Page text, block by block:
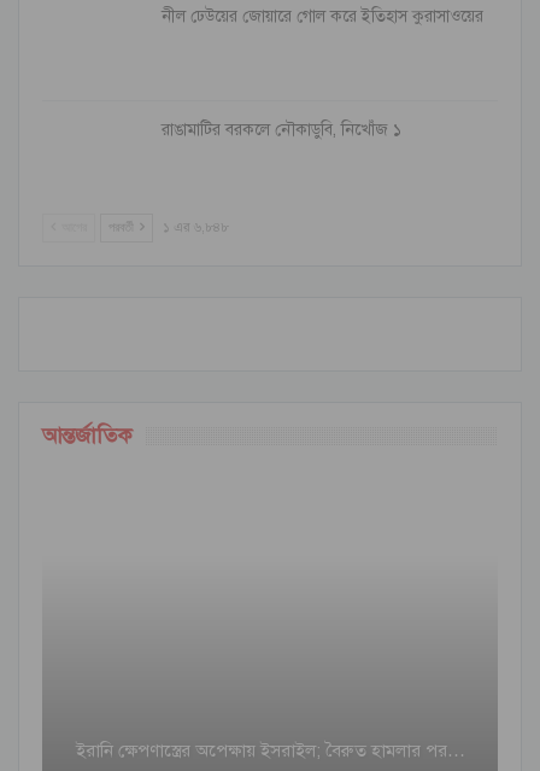
নীল ঢেউয়ের জোয়ারে গোল করে ইতিহাস কুরাসাওয়ের
রাঙামাটির বরকলে নৌকাডুবি, নিখোঁজ ১
পরবর্তী ১ এর ৬,৮৪৮
আন্তর্জাতিক
ইরানি ক্ষেপণাস্ত্রের অপেক্ষায় ইসরাইল; বৈরুত হামলার পর…